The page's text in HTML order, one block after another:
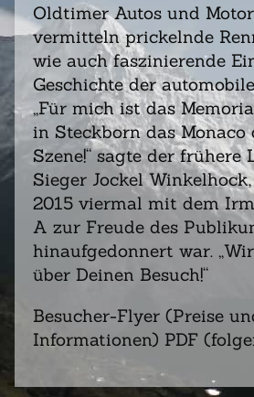
Oldtimer Autos und
vermitteln prickelnde
wie auch faszinierende
Geschichte der
„Für mich ist das
in Steckborn das
Szene!“ sagte der frühere
Sieger Jockel
2015 viermal mit dem
A zur Freude des
hinaufgedonnert war.
über Deinen Besuch!“
Besucher-Flyer (Preise
Informationen) PDF